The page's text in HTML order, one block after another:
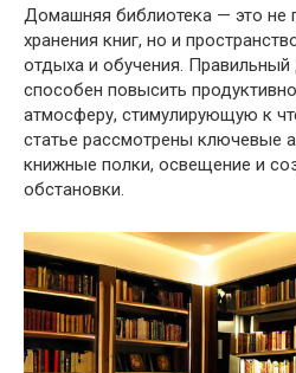
Домашняя библиотека — это не
хранения книг, но и
отдыха и обучения. Правильный
способен повысить
атмосферу, стимулирующую к
статье рассмотрены ключевые
книжные полки, освещение и
обстановки.